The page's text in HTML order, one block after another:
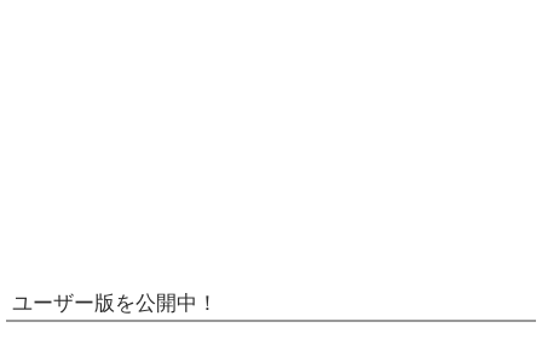
ユーザー版を公開中！